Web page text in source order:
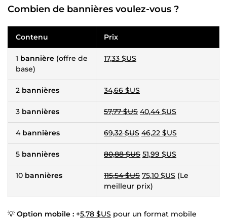
Combien de bannières voulez-vous ?
Contenu Prix
1 bannière (offre de
base)
17,33 $US
2 bannières 34,66 $US
3 bannières 57,77 $US 40,44 $US
4 bannières 69,32 $US 46,22 $US
5 bannières 80,88 $US 51,99 $US
10 bannières 115,54 $US 75,10 $US (Le
meilleur prix)
💡 Option mobile : +5,78 $US pour un format mobile